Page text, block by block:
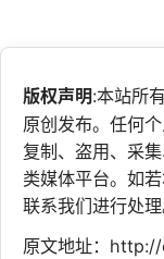
版权声明:本站所
原创发布。任何
复制、盗用、采
类媒体平台。如
联系我们进行处理
原文地址：